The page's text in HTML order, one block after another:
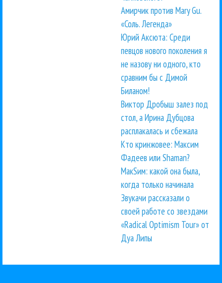
Амирчик против Mary Gu.
«Соль. Легенда»
Юрий Аксюта: Среди
певцов нового поколения я
не назову ни одного, кто
сравним бы с Димой
Биланом!
Виктор Дробыш залез под
стол, а Ирина Дубцова
расплакалась и сбежала
Кто кринжовее: Максим
Фадеев или Shaman?
МакSим: какой она была,
когда только начинала
Звукачи рассказали о
своей работе со звездами
«Radical Optimism Tour» от
Дуа Липы